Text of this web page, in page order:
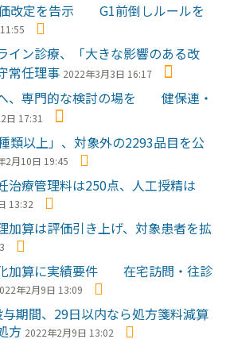
改定を告示 G1前倒しルールを
イン診療、「大きな影響のある改
任理事 2022年3月3日 16:17
、専門的な検討の場を 健保連・
日 17:31
類以上」、対象外の2293品目を公
2月10日 19:45
治療管理料は250点、人工授精は
13:32
加算は評価引き上げ、対象患者を拡
化加算に実績要件 在宅訪問・往診
年2月9日 13:09
与期間、29日以内なら処方箋料減算
方 2022年2月9日 13:02